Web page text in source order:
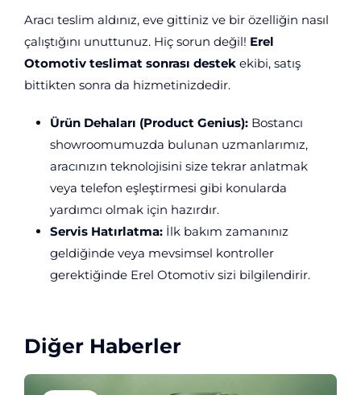
Aracı teslim aldınız, eve gittiniz ve bir özelliğin nasıl
çalıştığını unuttunuz. Hiç sorun değil! Erel
Otomotiv teslimat sonrası destek ekibi, satış
bittikten sonra da hizmetinizdedir.
Ürün Dehaları (Product Genius): Bostancı
showroomumuzda bulunan uzmanlarımız,
aracınızın teknolojisini size tekrar anlatmak
veya telefon eşleştirmesi gibi konularda
yardımcı olmak için hazırdır.
Servis Hatırlatma: İlk bakım zamanınız
geldiğinde veya mevsimsel kontroller
gerektiğinde Erel Otomotiv sizi bilgilendirir.
Diğer Haberler